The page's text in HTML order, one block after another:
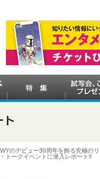
のデビュー30周年を飾る究極の
トークイベントに潜入レポート!!